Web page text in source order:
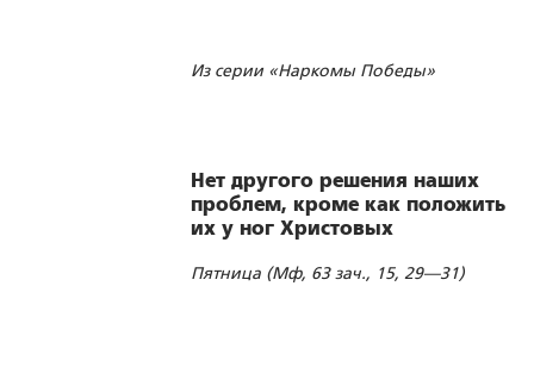
Из серии «Наркомы Победы»
Нет другого решения наших
проблем, кроме как положить
их у ног Христовых
Пятница (Мф, 63 зач., 15, 29—31)